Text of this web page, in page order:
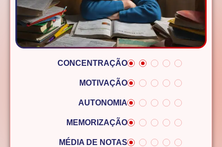
CONCENTRAÇÃO
MOTIVAÇÃO
AUTONOMIA
MEMORIZAÇÃO
MÉDIA DE NOTAS